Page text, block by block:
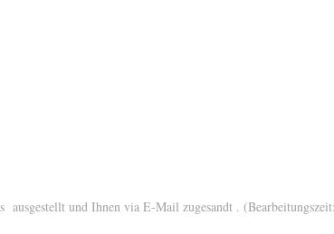
und Ihnen via E-Mail zugesandt .